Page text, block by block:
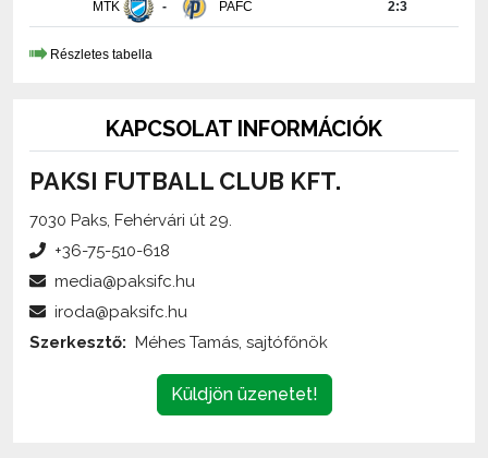
Részletes tabella
PAKSI FUTBALL CLUB KFT.
7030 Paks, Fehérvári út 29.
Küldjön üzenetet!